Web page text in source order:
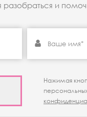
и
Нажимая